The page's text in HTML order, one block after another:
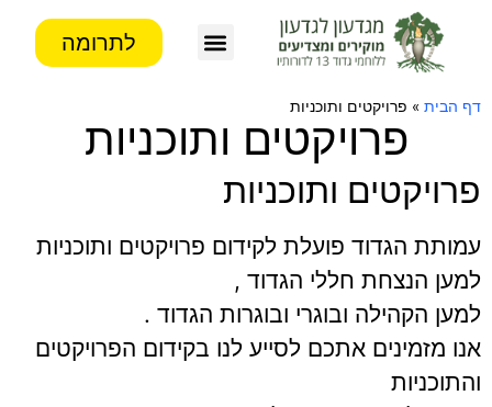
לתרומה
דף הבית » פרויקטים ותוכניות
פרויקטים ותוכניות
פרויקטים ותוכניות
עמותת הגדוד פועלת לקידום פרויקטים ותוכניות
למען הנצחת חללי הגדוד ,
למען הקהילה ובוגרי ובוגרות הגדוד .
אנו מזמינים אתכם לסייע לנו בקידום הפרויקטים
והתוכניות